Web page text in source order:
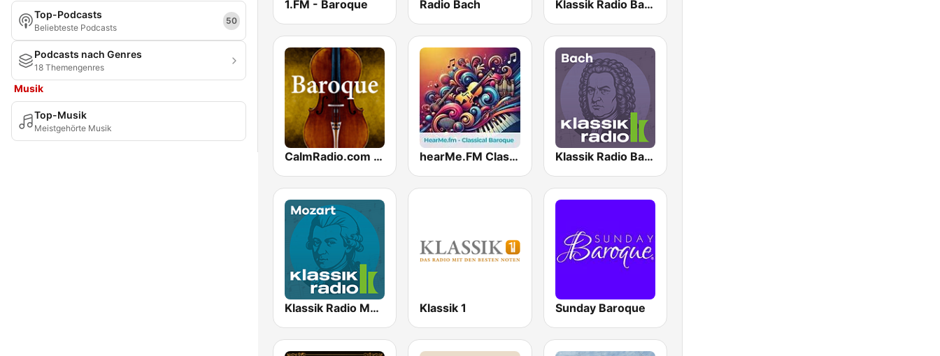
Top-Podcasts
Beliebteste Podcasts
50
Podcasts nach Genres
18 Themengenres
Musik
Top-Musik
Meistgehörte Musik
1.FM - Baroque Radio Bach Klassik Radio Barock
CalmRadio.com - Baroque hearMe.FM Classical Baroque Klassik Radio Bach
Klassik Radio Mozart Klassik 1 Sunday Baroque